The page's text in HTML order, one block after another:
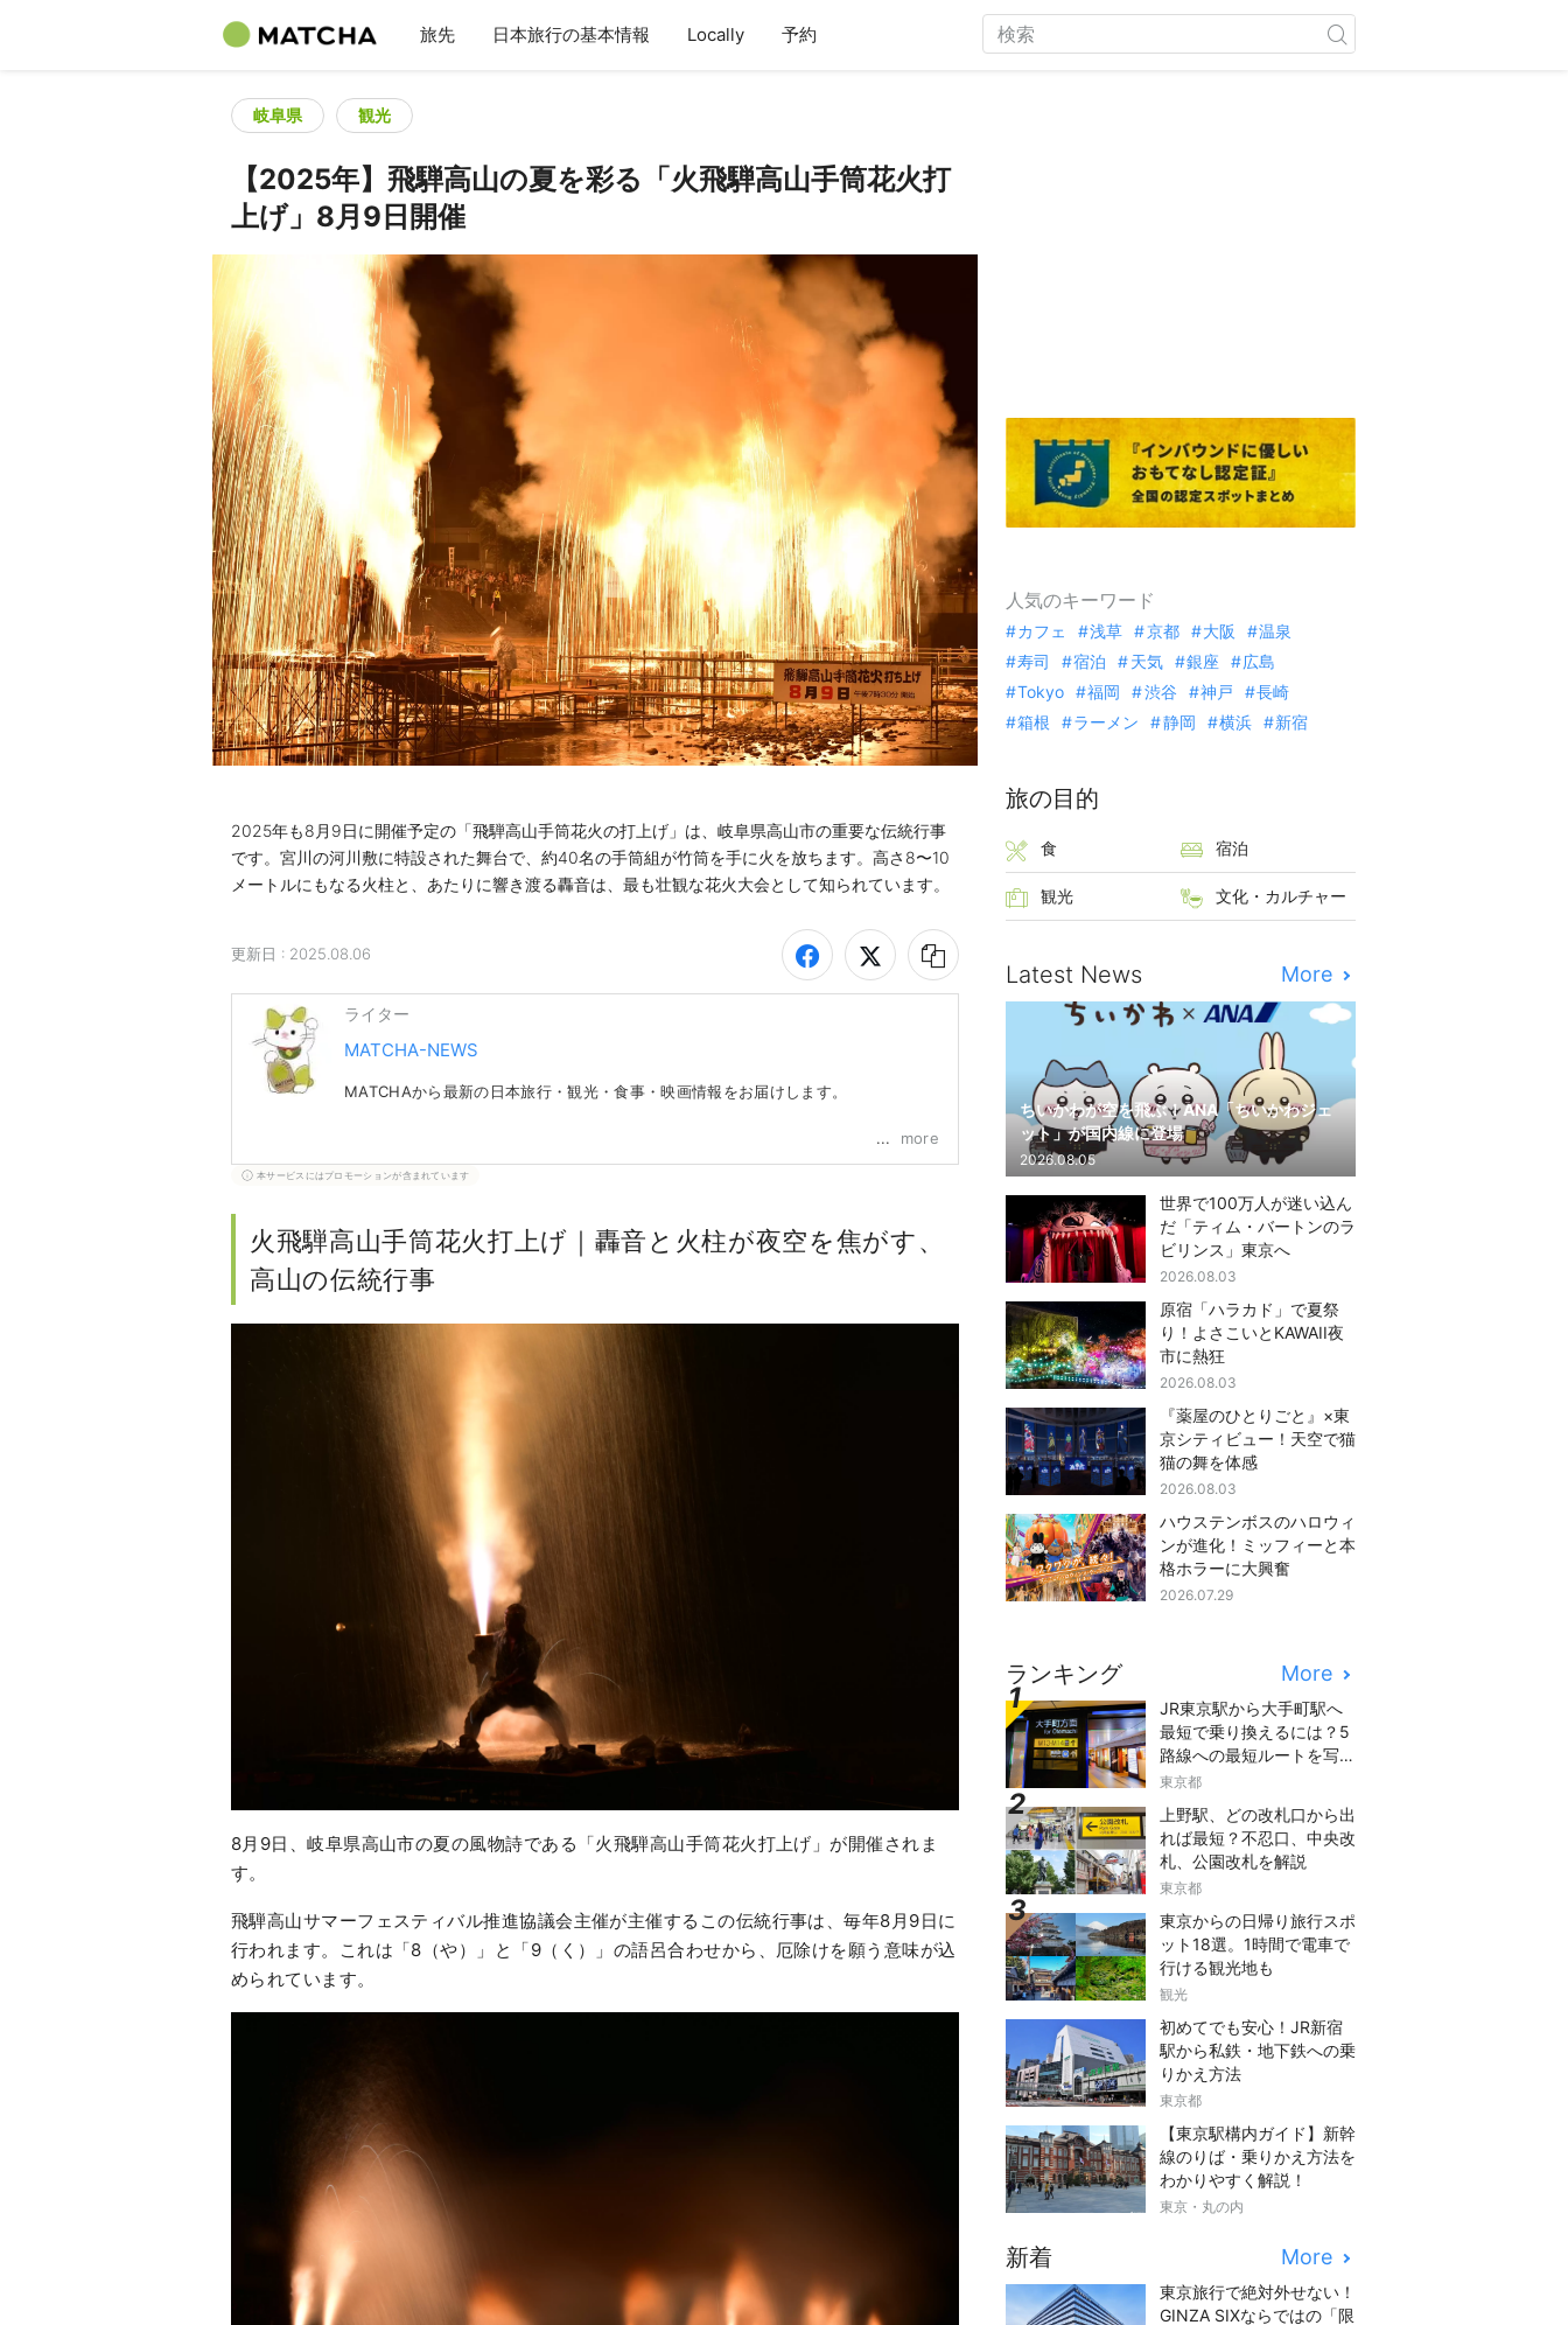
旅先 日本旅行の基本情報 Locally 予約
岐阜県 観光
【2025年】飛騨高山の夏を彩る「火飛騨高山手筒花火打
上げ」8月9日開催
2025年も8月9日に開催予定の「飛騨高山手筒花火の打上げ」は、岐阜県高山市の重要な伝統行事
です。宮川の河川敷に特設された舞台で、約40名の手筒組が竹筒を手に火を放ちます。高さ8〜10
メートルにもなる火柱と、あたりに響き渡る轟音は、最も壮観な花火大会として知られています。
更新日 : 2025.08.06
ライター
MATCHA-NEWS
MATCHAから最新の日本旅行・観光・食事・映画情報をお届けします。
more
本サービスにはプロモーションが含まれています
火飛騨高山手筒花火打上げ｜轟音と火柱が夜空を焦がす、
高山の伝統行事
8月9日、岐阜県高山市の夏の風物詩である「火飛騨高山手筒花火打上げ」が開催されま
す。
飛騨高山サマーフェスティバル推進協議会主催が主催するこの伝統行事は、毎年8月9日に
行われます。これは「8（や）」と「9（く）」の語呂合わせから、厄除けを願う意味が込
められています。
人気のキーワード
カフェ 浅草 京都 大阪
温泉
寿司
宿泊 天気 銀座
広島
Tokyo
福岡 渋谷 神戸
長崎
箱根
ラーメン 静岡 横浜 新宿
旅の目的
食 宿泊
観光 文化・カルチャー
Latest News More
ちいかわが空を飛ぶ！ANA「ちいかわジェ
ット」が国内線に登場
2026.08.05
世界で100万人が迷い込ん
だ「ティム・バートンのラ
ビリンス」東京へ
2026.08.03
原宿「ハラカド」で夏祭
り！よさこいとKAWAII夜
市に熱狂
2026.08.03
『薬屋のひとりごと』×東
京シティビュー！天空で猫
猫の舞を体感
2026.08.03
ハウステンボスのハロウィ
ンが進化！ミッフィーと本
格ホラーに大興奮
2026.07.29
ランキング More
JR東京駅から大手町駅へ
最短で乗り換えるには？5
路線への最短ルートを写真
つきでご紹介
東京都
上野駅、どの改札口から出
れば最短？不忍口、中央改
札、公園改札を解説
東京都
東京からの日帰り旅行スポ
ット18選。1時間で電車で
行ける観光地も
観光
初めてでも安心！JR新宿
駅から私鉄・地下鉄への乗
りかえ方法
東京都
【東京駅構内ガイド】新幹
線のりば・乗りかえ方法を
わかりやすく解説！
東京・丸の内
新着 More
東京旅行で絶対外せない！
GINZA SIXならではの「限